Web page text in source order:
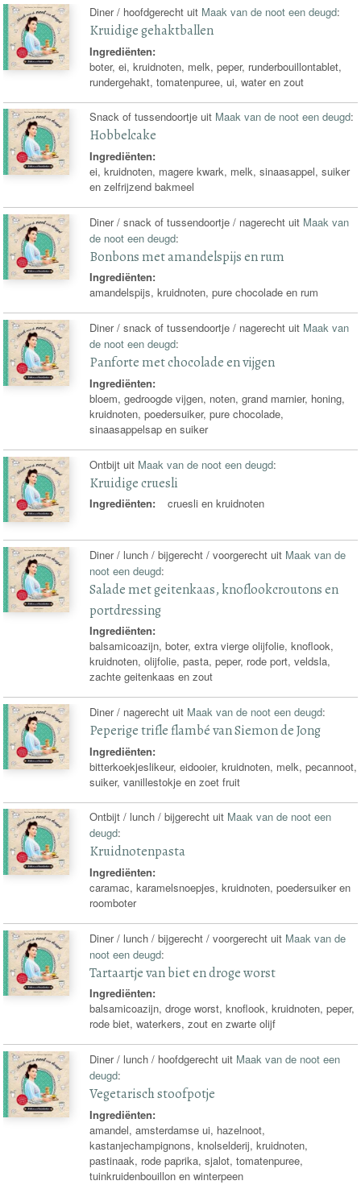
Diner / hoofdgerecht uit Maak van de noot een deugd:
Kruidige gehaktballen
Ingrediënten:
boter, ei, kruidnoten, melk, peper, runderbouillontablet,
rundergehakt, tomatenpuree, ui, water en zout
Snack of tussendoortje uit Maak van de noot een deugd:
Hobbelcake
Ingrediënten:
ei, kruidnoten, magere kwark, melk, sinaasappel, suiker
en zelfrijzend bakmeel
Diner / snack of tussendoortje / nagerecht uit Maak van
de noot een deugd:
Bonbons met amandelspijs en rum
Ingrediënten:
amandelspijs, kruidnoten, pure chocolade en rum
Diner / snack of tussendoortje / nagerecht uit Maak van
de noot een deugd:
Panforte met chocolade en vijgen
Ingrediënten:
bloem, gedroogde vijgen, noten, grand marnier, honing,
kruidnoten, poedersuiker, pure chocolade,
sinaasappelsap en suiker
Ontbijt uit Maak van de noot een deugd:
Kruidige cruesli
Ingrediënten: cruesli en kruidnoten
Diner / lunch / bijgerecht / voorgerecht uit Maak van de
noot een deugd:
Salade met geitenkaas, knoflookcroutons en
portdressing
Ingrediënten:
balsamicoazijn, boter, extra vierge olijfolie, knoflook,
kruidnoten, olijfolie, pasta, peper, rode port, veldsla,
zachte geitenkaas en zout
Diner / nagerecht uit Maak van de noot een deugd:
Peperige trifle flambé van Siemon de Jong
Ingrediënten:
bitterkoekjeslikeur, eidooier, kruidnoten, melk, pecannoot,
suiker, vanillestokje en zoet fruit
Ontbijt / lunch / bijgerecht uit Maak van de noot een
deugd:
Kruidnotenpasta
Ingrediënten:
caramac, karamelsnoepjes, kruidnoten, poedersuiker en
roomboter
Diner / lunch / bijgerecht / voorgerecht uit Maak van de
noot een deugd:
Tartaartje van biet en droge worst
Ingrediënten:
balsamicoazijn, droge worst, knoflook, kruidnoten, peper,
rode biet, waterkers, zout en zwarte olijf
Diner / lunch / hoofdgerecht uit Maak van de noot een
deugd:
Vegetarisch stoofpotje
Ingrediënten:
amandel, amsterdamse ui, hazelnoot,
kastanjechampignons, knolselderij, kruidnoten,
pastinaak, rode paprika, sjalot, tomatenpuree,
tuinkruidenbouillon en winterpeen